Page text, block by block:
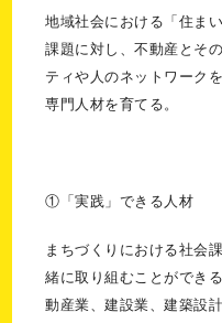
地域社会における「住ま
課題に対し、不動産とそ
ティや人のネットワーク
専門人材を育てる。
①「実践」できる人材
まちづくりにおける社会
緒に取り組むことができ
動産業、建設業、建築設